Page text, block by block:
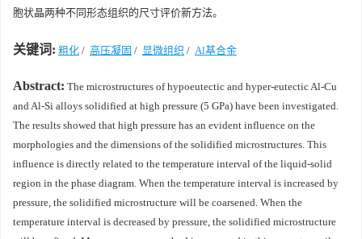
胞状晶两种不同形态组织的尺寸评价新方法。
关键词: 粗化 / 高压凝固 / 显微组织 / Al基合金
Abstract: The microstructures of hypoeutectic and hyper-eutectic Al-Cu
and Al-Si alloys solidified at high pressure (5 GPa) have been investigated.
The results showed that high pressure has an evident influence on the
morphologies and the dimensions of the solidified microstructures. This
influence is directly related to the temperature interval of the liquid-solid
region in the phase diagram. When the temperature interval is increased by
pressure, the solidified microstructure will be coarsened. When the
temperature interval is decreased by pressure, the solidified microstructure